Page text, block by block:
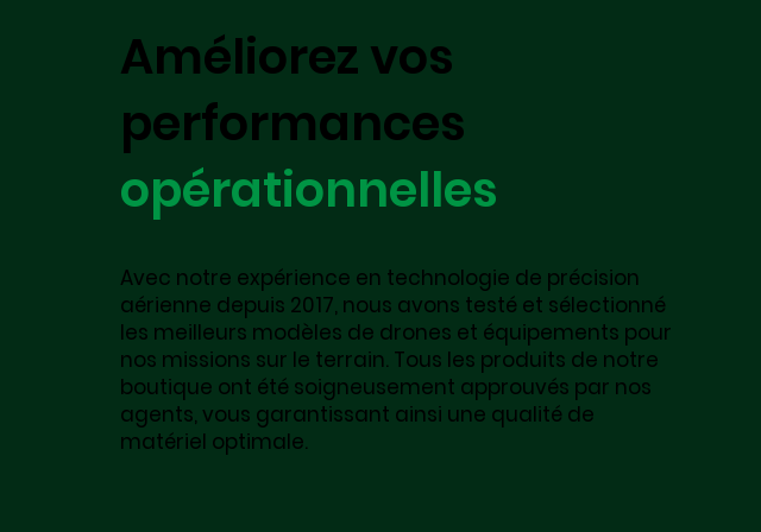
Améliorez vos
performances
opérationnelles
Avec notre expérience en technologie de précision
aérienne depuis 2017, nous avons testé et sélectionné
les meilleurs modèles de drones et équipements pour
nos missions sur le terrain. Tous les produits de notre
boutique ont été soigneusement approuvés par nos
agents, vous garantissant ainsi une qualité de
matériel optimale.